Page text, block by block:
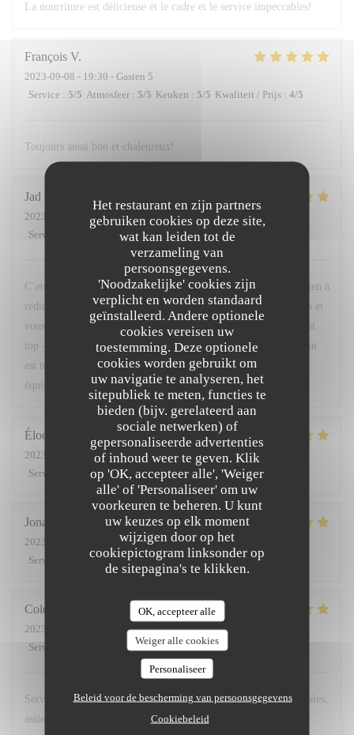
Het restaurant en zijn partners
gebruiken cookies op deze site,
wat kan leiden tot de
verzameling van
persoonsgegevens.
'Noodzakelijke' cookies zijn
verplicht en worden standaard
geïnstalleerd. Andere optionele
cookies vereisen uw
toestemming. Deze optionele
cookies worden gebruikt om
uw navigatie te analyseren, het
sitepubliek te meten, functies te
bieden (bijv. gerelateerd aan
sociale netwerken) of
gepersonaliseerde advertenties
of inhoud weer te geven. Klik
op 'OK, accepteer alle', 'Weiger
alle' of 'Personaliseer' om uw
voorkeuren te beheren. U kunt
uw keuzes op elk moment
wijzigen door op het
cookiepictogram linksonder op
de sitepagina's te klikken.
OK, accepteer alle
Weiger alle cookies
Personaliseer
Beleid voor de bescherming van persoonsgegevens
Cookiebeleid
La nourriture est délicieuse et le cadre et le service impeccables!
François V
2023-09-08 - 19:30 - Gasten 5
Service : 5/5 Atmosfeer : 5/5 Keuken : 5/5 Kwaliteit / Prijs : 4/5
Toujours aussi bon et chaleureux!
Jad
2023-09-07
- 13:00 - Gasten 2
Service
Atmosfeer: 5/5 Keuken: 5 /5 Kwaliteit / Prijs
C’etait parfait. Tout simplement parfait!! Je n’ai honnêtement rien à
redire à ce repas. C’est la deuxième fois que je mange chez vous et
vous m’avez de nouveau ravi avec votre cuisine. Votre niveau est
top - tout: la présentation, les alliances de saveurs, la qualité, tout
est top! Je reviendrais avec plaisir ! Merci encore à toute votre
équipe. Jad Mouawad
Élodie
2023-09-05
- 20:00 - Gasten 2
Service
Atmosfeer 5/5 Keuken : 5 /5 Kwaliteit / Prijs
Jonathan
2023-09-06
- 20:30 - Gasten 4
Service
Atmosfeer: 5/5 Keuken: 5/5 Kwaliteit / Prijs
Colder
2023-09-05
- 20:30 - Gasten 2
Service
Atmosfeer: 5/5 Keuken: 4/5 Kwaliteit / Prijs
Service attentionné et assiettes très savoureuses, alliances originales,
assiettes copieuses